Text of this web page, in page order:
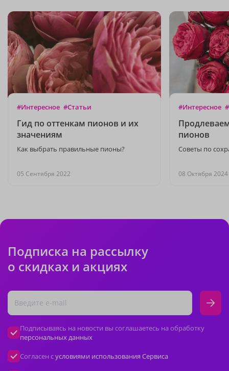
#Интересное #Статьи
Гид по оттенкам пионов и их
значениям
Как выбрать правильные пионы?
05 Сентября 2022
#Интересное
пионов
Советы по
08 Октября 2024
Подписка на рассылку
о скидках и акциях
Подписываясь на новости вы соглашаетесь на обработку
персональных данных
Согласен сусловиями использования Сервиса